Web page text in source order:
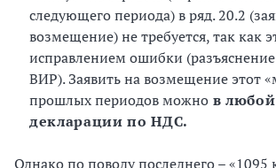
следующего периода) в ряд. 20.2
возмещение) не требуется, так как
исправлением ошибки
ВИР). Заявить на возмещение этот
прошлых периодов можно в
декларации по НДС.
Однако по поводу последнего – «1095